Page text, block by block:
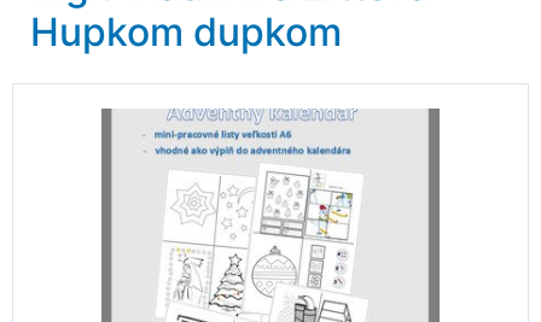
Hupkom dupkom